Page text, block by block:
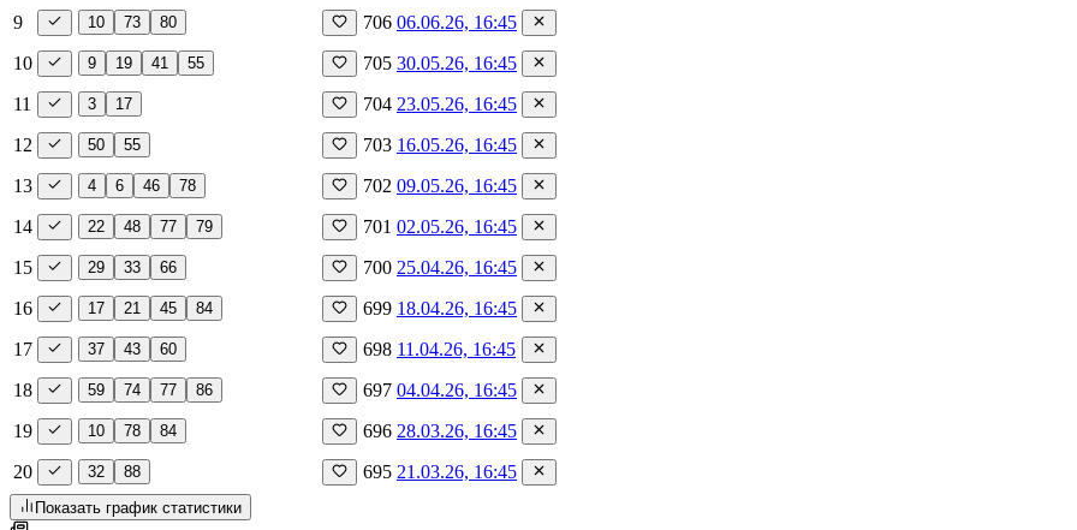
9
10 73 80 706 06.06.26, 16:45
10
9 19 41 55 705 30.05.26, 16:45
11
3 17 704 23.05.26, 16:45
12
50 55 703 16.05.26, 16:45
13
4 6 46 78 702 09.05.26, 16:45
14
22 48 77 79 701 02.05.26, 16:45
15
29 33 66 700 25.04.26, 16:45
16
17 21 45 84 699 18.04.26, 16:45
17
37 43 60 698 11.04.26, 16:45
18
59 74 77 86 697 04.04.26, 16:45
19
10 78 84 696 28.03.26, 16:45
20
32 88 695 21.03.26, 16:45
Показать график статистики